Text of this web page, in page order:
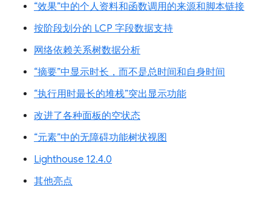
“效果”中的个人资料和函数调用的来源和脚本链接
按阶段划分的 LCP 字段数据支持
网络依赖关系树数据分析
“摘要”中显示时长，而不是总时间和自身时间
“执行用时最长的堆栈”突出显示功能
改进了各种面板的空状态
“元素”中的无障碍功能树状视图
Lighthouse 12.4.0
其他亮点